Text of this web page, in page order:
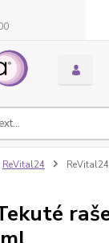
ReVital24